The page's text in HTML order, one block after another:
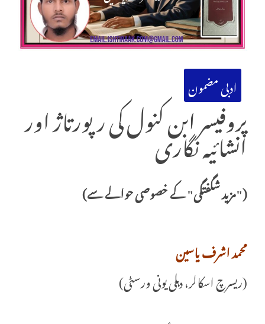
ادبی مضمون
پروفیسر ابن کنول کی رپورتاژ اور
انشائیہ نگاری
("مزید شگفتگی" کے خصوصی حوالے سے)
محمد اشرف یاسین
(ریسرچ اسکالر، دہلی یونی ورسٹی)